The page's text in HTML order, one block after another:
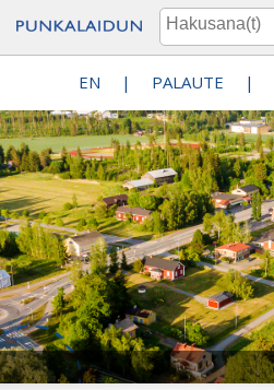
EN | PALAUTE |